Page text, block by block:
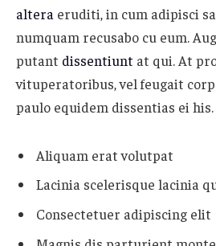
altera eruditi, in cum adipisci
numquam recusabo cu eum.
putant dissentiunt at qui. At
vituperatoribus, vel feugait
paulo equidem dissentias ei his.
Aliquam erat volutpat
Lacinia scelerisque lacinia
Consectetuer adipiscing elit